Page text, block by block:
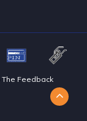
The Feedback